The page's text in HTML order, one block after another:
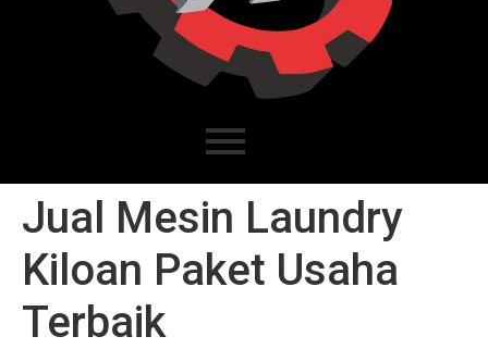
Jual Mesin Laundry
Kiloan Paket Usaha
Terbaik